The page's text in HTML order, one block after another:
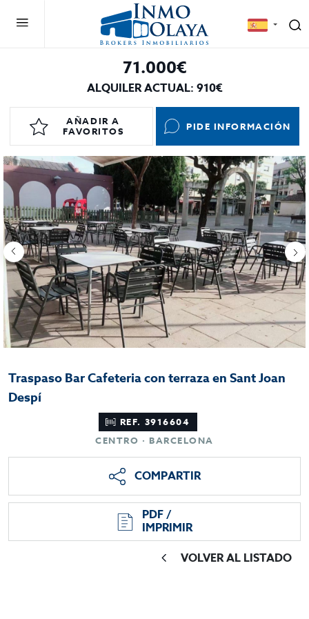
71.000€
ALQUILER ACTUAL: 910€
AÑADIR A
FAVORITOS
PIDE INFORMACIÓN
Traspaso Bar Cafeteria con terraza en Sant Joan
Despí
REF. 3916604
CENTRO · BARCELONA
COMPARTIR
PDF /
IMPRIMIR
VOLVER AL LISTADO